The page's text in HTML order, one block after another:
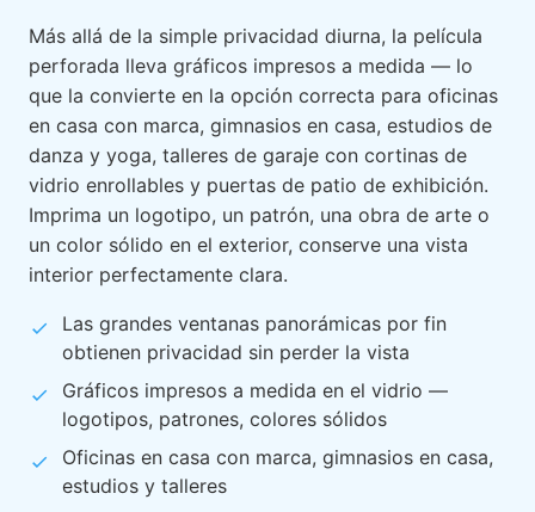
Más allá de la simple privacidad diurna, la película
perforada lleva gráficos impresos a medida — lo
que la convierte en la opción correcta para oficinas
en casa con marca, gimnasios en casa, estudios de
danza y yoga, talleres de garaje con cortinas de
vidrio enrollables y puertas de patio de exhibición.
Imprima un logotipo, un patrón, una obra de arte o
un color sólido en el exterior, conserve una vista
interior perfectamente clara.
Las grandes ventanas panorámicas por fin
obtienen privacidad sin perder la vista
Gráficos impresos a medida en el vidrio —
logotipos, patrones, colores sólidos
Oficinas en casa con marca, gimnasios en casa,
estudios y talleres